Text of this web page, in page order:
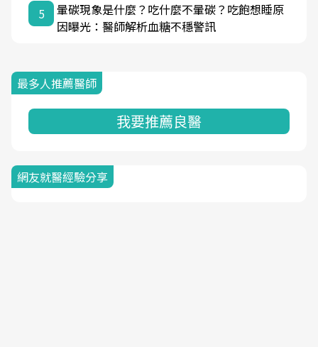
5
暈碳現象是什麼？吃什麼不暈碳？吃飽想睡原
因曝光：醫師解析血糖不穩警訊
最多人推薦醫師
我要推薦良醫
網友就醫經驗分享